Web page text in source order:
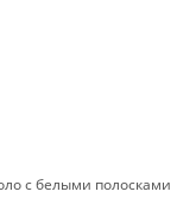
с белыми полосками